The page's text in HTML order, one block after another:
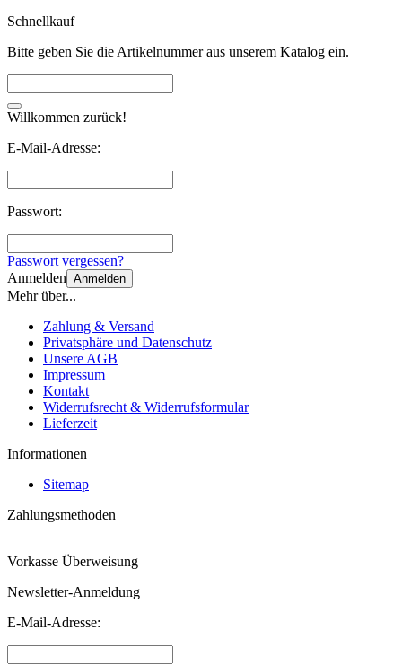
Schnellkauf
Bitte geben Sie die Artikelnummer aus unserem Katalog ein.
Willkommen zurück!
E-Mail-Adresse:
Passwort:
Passwort vergessen?
Anmelden Anmelden
Mehr über...
Zahlung & Versand
Privatsphäre und Datenschutz
Unsere AGB
Impressum
Kontakt
Widerrufsrecht & Widerrufsformular
Lieferzeit
Informationen
Sitemap
Zahlungsmethoden
Vorkasse Überweisung
Newsletter-Anmeldung
E-Mail-Adresse: